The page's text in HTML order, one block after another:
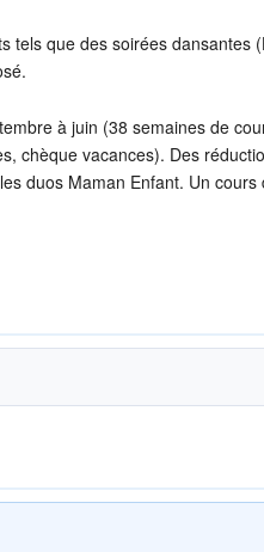
tels que des soirées dansantes
à juin (38 semaines de
chèque vacances). Des
duos Maman Enfant. Un